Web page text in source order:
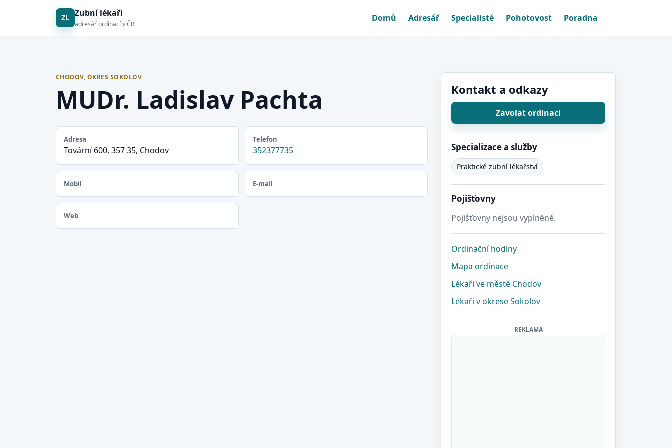
ZL Zubní lékaři
adresář ordinací v ČR
Domů Adresář Specialisté Pohotovost Poradna
CHODOV, OKRES SOKOLOV
MUDr. Ladislav Pachta
Adresa
Tovární 600, 357 35, Chodov
Telefon
352377735
Mobil E-mail
Web
Kontakt a odkazy
Zavolat ordinaci
Specializace a služby
Praktické zubní lékařství
Pojišťovny
Pojišťovny nejsou vyplněné.
Ordinační hodiny
Mapa ordinace
Lékaři ve městě Chodov
Lékaři v okrese Sokolov
REKLAMA